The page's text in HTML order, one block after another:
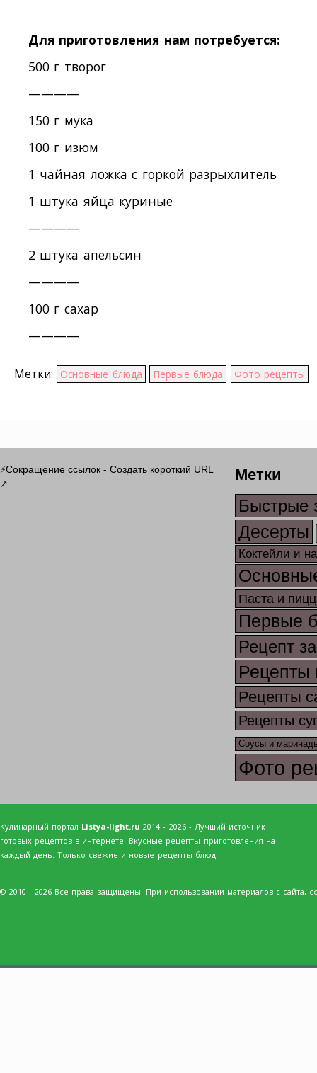
Для приготовления нам потребуется:
500 г творог
————
150 г мука
100 г изюм
1 чайная ложка с горкой разрыхлитель
1 штука яйца куриные
————
2 штука апельсин
————
100 г сахар
————
Метки: Основные блюда Первые блюда Фото рецепты
⚡Сокращение ссылок - Создать короткий URL
↗ Метки
Быстрые
Десерты
Коктейли и
Паста и
Первые
Рецепт
Рецепты
Рецепты
Рецепты
Соусы и
Фото
Кулинарный портал Listya-light.ru 2014 - 2026 - Лучший источник
готовых рецептов в интернете. Вкусные рецепты приготовления на
каждый день. Только свежие и новые рецепты блюд.
© 2010 - 2026 Все права защищены. При использовании материалов с сайта,